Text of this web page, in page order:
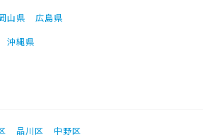
山県
広島県
沖縄県
品川区
中野区